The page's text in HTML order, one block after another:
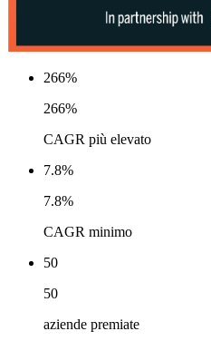
266%
266%
CAGR più elevato
7.8%
7.8%
CAGR minimo
50
50
aziende premiate